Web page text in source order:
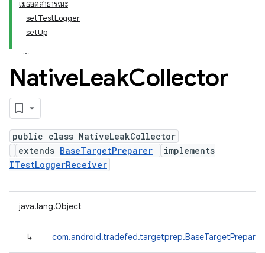
เมธอดสาธารณะ
setTestLogger
setUp
NativeLeakCollector
public class NativeLeakCollector
extends BaseTargetPreparer
implements
ITestLoggerReceiver
java.lang.Object
↳ com.android.tradefed.targetprep.BaseTargetPreparer